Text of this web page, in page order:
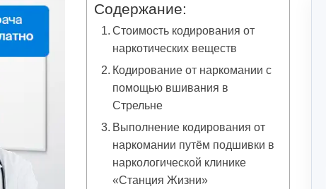
Содержание:
Стоимость кодирования от
наркотических веществ
Кодирование от наркомании с
помощью вшивания в
Стрельне
Выполнение кодирования от
наркомании путём подшивки в
наркологической клинике
«Станция Жизни»